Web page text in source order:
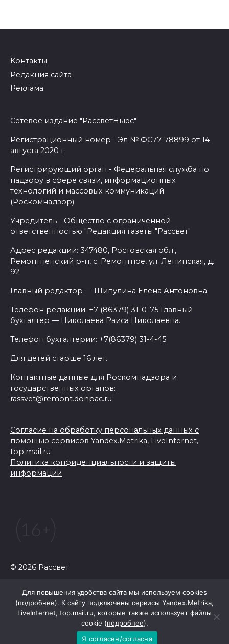
Контакты
Редакция сайта
Реклама
Сетевое издание "РассветНьюс"
Регистрационный номер - Эл № ФС77-78899 от 14
августа 2020 г.
Регистрирующий орган - Федеральная служба по
надзору в сфере связи, информационных
технологий и массовых коммуникаций
(Роскомнадзор)
Учредитель - Общество с ограниченной
ответственностью "Редакция газеты "Рассвет"
Адрес редакции: 347480, Ростовская обл.,
Ремонтненский р-н, с. Ремонтное, ул. Ленинская, д.
92
Главный редактор — Шипулина Елена Антоновна.
Телефон редакции: +7 (86379) 31-0-75 Главный
бухгалтер — Николаева Раиса Николаевна.
Телефон бухгалтерии: +7(86379) 31-4-45
Для детей старше 16 лет.
Контактные данные для Роскомнадзора и
государственных органов:
rassvet@remont.donpac.ru
Согласие на обработку персональных данных с
помощью сервисов Yandex.Metrika, LiveInternet,
top.mail.ru
Политика конфиденциальности и защиты
информации
© 2026 Рассвет
Для повышения удобства сайта мы используем cookies
(подробнее). К сайту подключены сервисы Yandex.Metrika,
LiveInternet, top.mail.ru, которые также использует файлы
cookie (подробнее).
Я согласен/согласна